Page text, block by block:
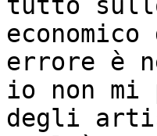
tutto
errore è
io non mi
degli